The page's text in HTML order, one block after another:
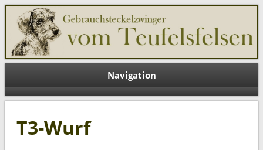
Teufelsfelsen DE
Navigation
T3-Wurf